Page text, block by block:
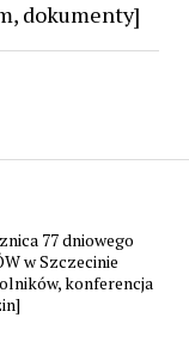
77 dniowego
w Szczecinie
konferencja
dokumenty]